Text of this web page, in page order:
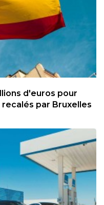
d'euros pour
par Bruxelles